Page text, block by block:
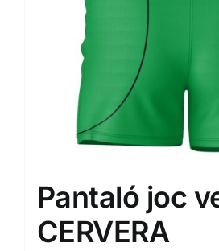
Pantaló joc
CERVERA